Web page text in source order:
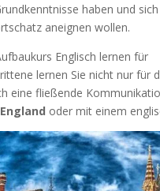
haben und
aneignen wollen.
Englisch lernen für
lernen Sie nicht nur für
eine fließende
oder mit einem